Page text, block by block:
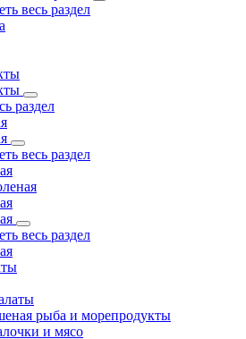
весь раздел
раздел
весь раздел
весь раздел
рыба и морепродукты
и мясо